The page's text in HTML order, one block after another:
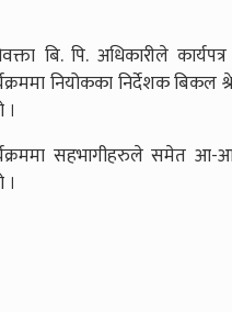
बि. पि. अधिकारीले
नियोकका निर्देशक बिकल
।
सहभागीहरुले समेत आ-
।